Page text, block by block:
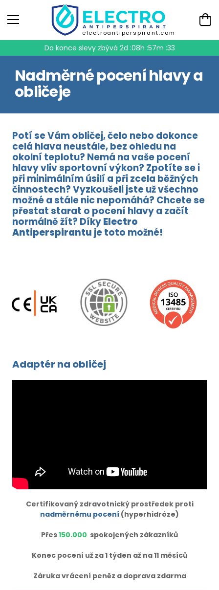
electroantiperspirant.com
Do konce slevy zbývá 2d :08h :57m :33
Nadměrné pocení hlavy a
obličeje
Potí se Vám obličej, čelo nebo dokonce
celá hlava neustále, bez ohledu na
okolní teplotu? Nemá na vaše pocení
hlavy vliv sportovní výkon? Zpotíte se i
při minimálním úsilí a při zcela běžných
činnostech? Vyzkoušeli jste už všechno
možné a stále nic nepomáhá? Chcete se
přestat starat o pocení hlavy a začít
normálně žít? DíkyElectro
Antiperspirantu je toto možné!
Adaptér na obličej
Certifikovaný zdravotnický prostředek proti
nadměrnému pocení (hyperhidróze)
Přes150.000 spokojených zákazníků
Konec pocení už za 1 týden až na 11 měsíců
Záruka vrácení peněz a doprava zdarma